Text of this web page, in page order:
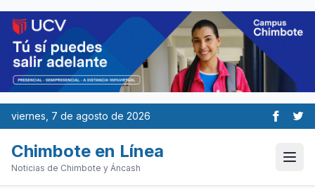
viernes, 7 de agosto de 2026
Chimbote en Línea
Noticias de Chimbote y Áncash